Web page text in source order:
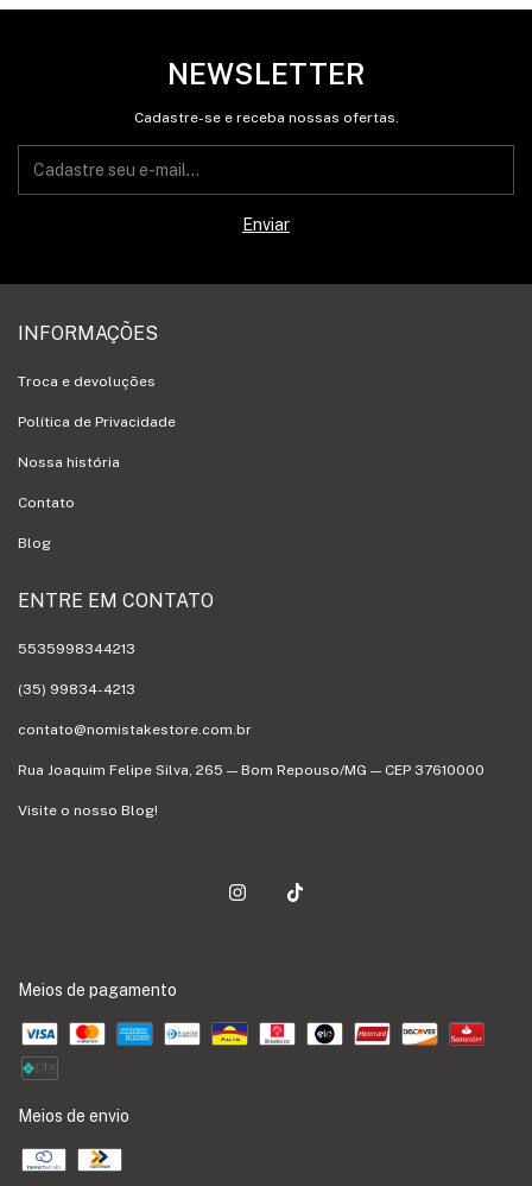
NEWSLETTER
Cadastre-se e receba nossas ofertas.
INFORMAÇÕES
Troca e devoluções
Política de Privacidade
Nossa história
Contato
Blog
ENTRE EM CONTATO
5535998344213
(35) 99834-4213
contato@nomistakestore.com.br
Rua Joaquim Felipe Silva, 265 — Bom Repouso/MG — CEP 37610000
Visite o nosso Blog!
Meios de pagamento
Meios de envio